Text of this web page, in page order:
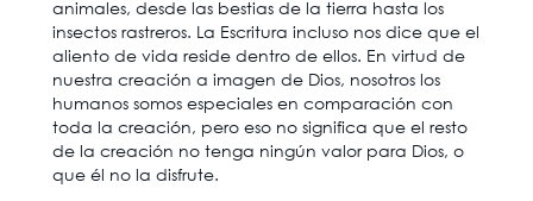
animales, desde las bestias de la tierra hasta los
insectos rastreros. La Escritura incluso nos dice que el
aliento de vida reside dentro de ellos. En virtud de
nuestra creación a imagen de Dios, nosotros los
humanos somos especiales en comparación con
toda la creación, pero eso no significa que el resto
de la creación no tenga ningún valor para Dios, o
que él no la disfrute.